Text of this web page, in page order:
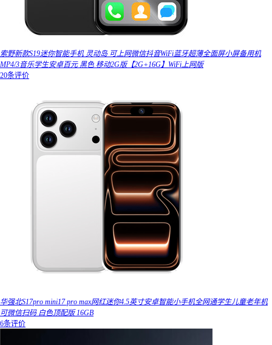
索野新款S19迷你智能手机 灵动岛 可上网微信抖音WiFi蓝牙超薄全面屏小屏备用机
MP4/3音乐学生安卓百元 黑色 移动2G版【2G+16G】WiFi上网版
20条评价
华强北S17pro mini17 pro max网红迷你4.5英寸安卓智能小手机全网通学生儿童老年机
可微信扫码 白色顶配版 16GB
6条评价